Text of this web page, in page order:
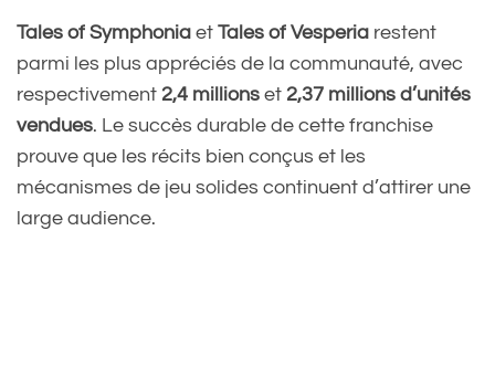
Tales of Symphonia et Tales of Vesperia restent
parmi les plus appréciés de la communauté, avec
respectivement 2,4 millions et 2,37 millions d’unités
vendues. Le succès durable de cette franchise
prouve que les récits bien conçus et les
mécanismes de jeu solides continuent d’attirer une
large audience.